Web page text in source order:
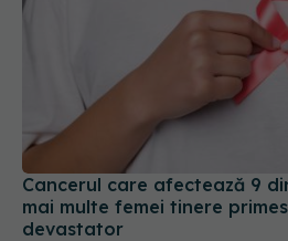
Cancerul care afectează 9
mai multe femei tinere
devastator